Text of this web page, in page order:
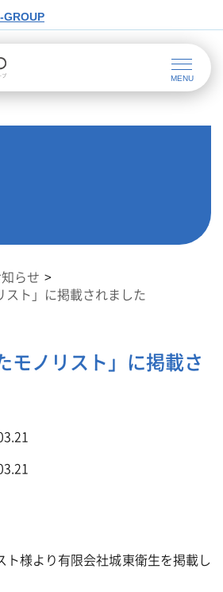
GROUP
知らせ
スト」に掲載されました
モノリスト」に掲載さ
ト様より有限会社城東衛生を掲載し